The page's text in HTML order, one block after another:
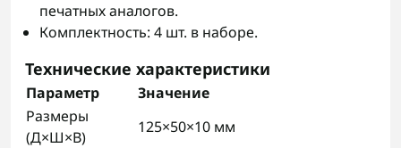
печатных аналогов.
Комплектность: 4 шт. в наборе.
Технические характеристики
Параметр
Значение
Размеры
(Д×Ш×В)
125×50×10 мм